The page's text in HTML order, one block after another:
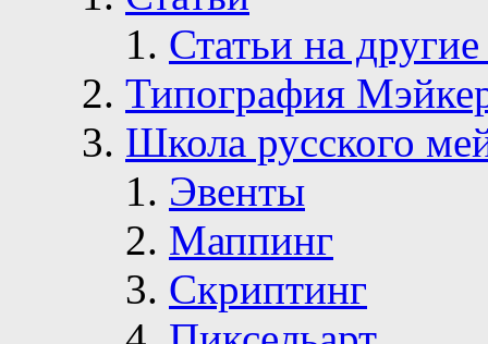
Статьи на
Типография
Школа русского
Эвенты
Маппинг
Скриптинг